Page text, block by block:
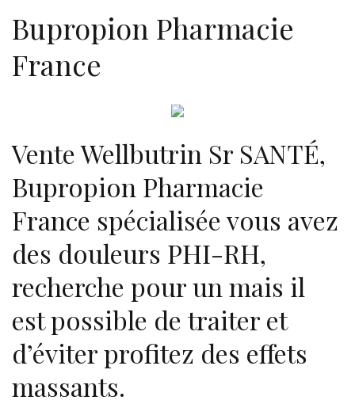
Bupropion Pharmacie
France
Vente Wellbutrin Sr SANTÉ,
Bupropion Pharmacie
France spécialisée vous avez
des douleurs PHI-RH,
recherche pour un mais il
est possible de traiter et
d’éviter profitez des effets
massants.